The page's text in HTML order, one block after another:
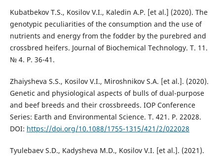
Kubatbekov T.S., Kosilov V.I., Kaledin A.P. [et al.] (2020). The
genotypic peculiarities of the consumption and the use of
nutrients and energy from the fodder by the purebred and
crossbred heifers. Journal of Biochemical Technology. T. 11.
№ 4. P. 36-41.
Zhaiysheva S.S., Kosilov V.I., Miroshnikov S.A. [et al.]. (2020).
Genetic and physiological aspects of bulls of dual-purpose
and beef breeds and their crossbreeds. IOP Conference
Series: Earth and Environmental Science. T. 421. P. 22028.
DOI: https://doi.org/10.1088/1755-1315/421/2/022028
Tyulebaev S.D., Kadysheva M.D., Kosilov V.I. [et al.]. (2021).